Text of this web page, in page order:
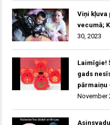
Viņi kļuva
vecumā;
30, 2023
Laimīgie!
gads
pārmaiņu
November